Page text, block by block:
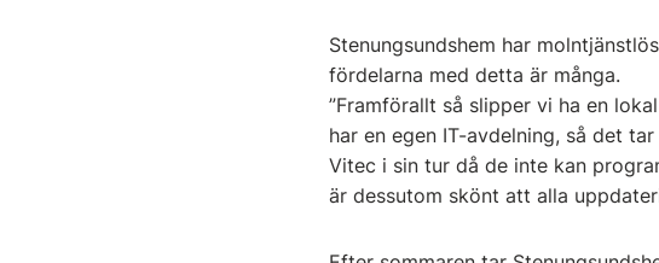
Stenungsundshem har
fördelarna med detta är många.
”Framförallt så slipper vi ha en
har en egen IT-avdelning, så det
Vitec i sin tur då de inte kan
är dessutom skönt att alla